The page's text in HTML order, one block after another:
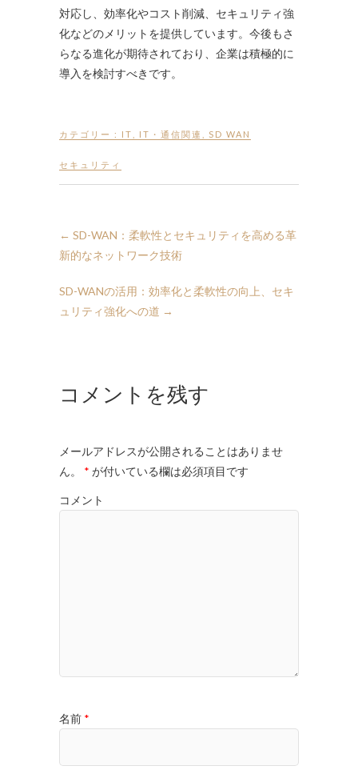
対応し、効率化やコスト削減、セキュリティ強
化などのメリットを提供しています。今後もさ
らなる進化が期待されており、企業は積極的に
導入を検討すべきです。
カテゴリー : IT IT・通信関連 SD WAN
セキュリティ
← SD-WAN：柔軟性とセキュリティを高める革
新的なネットワーク技術
SD-WANの活用：効率化と柔軟性の向上、セキ
ュリティ強化への道 →
コメントを残す
メールアドレスが公開されることはありませ
ん。
* が付いている欄は必須項目です
コメント
名前 *